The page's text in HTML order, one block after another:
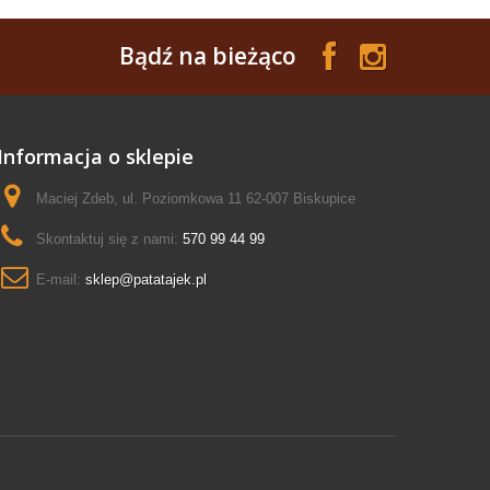
Bądź na bieżąco
Informacja o sklepie
Maciej Zdeb, ul. Poziomkowa 11 62-007 Biskupice
Skontaktuj się z nami: 570 99 44 99
E-mail: sklep@patatajek.pl